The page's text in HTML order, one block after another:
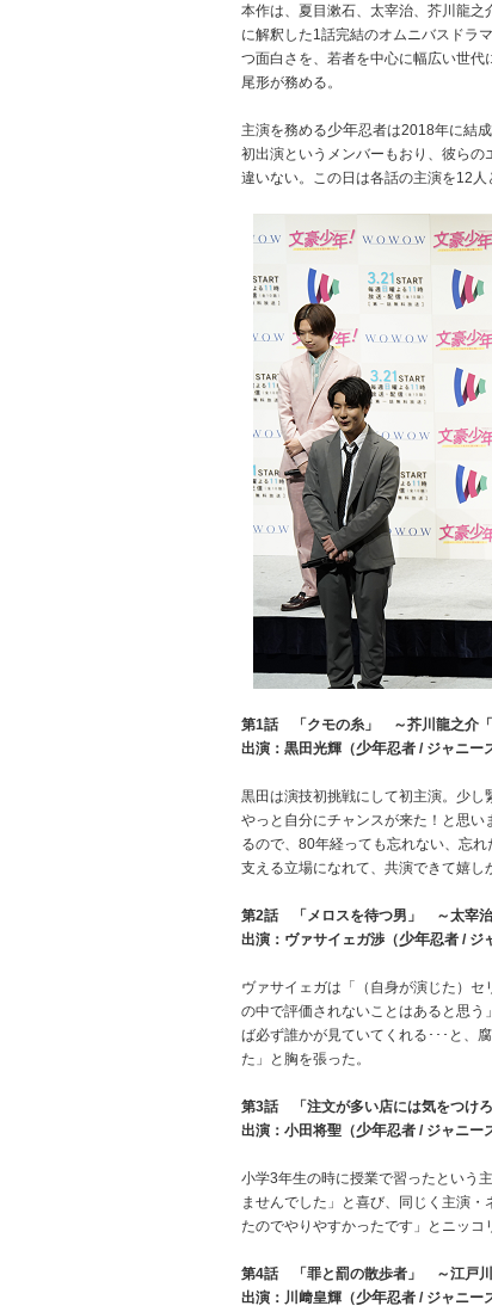
本作は、夏目漱石、太宰治、芥川龍
に解釈した1話完結のオムニバスドラ
つ面白さを、若者を中心に幅広い世
尾形が務める。
主演を務める少年忍者は2018年に結
初出演というメンバーもおり、彼ら
違いない。この日は各話の主演を12人
第1話 「クモの糸」 ～芥川龍之介「
出演：黒田光輝（少年忍者 / ジャニー
黒田は演技初挑戦にして初主演。少し
やっと自分にチャンスが来た！と思
るので、80年経っても忘れない、忘
支える立場になれて、共演できて嬉し
第2話 「メロスを待つ男」 ～太宰治
出演：ヴァサイェガ渉（少年忍者 / ジ
ヴァサイェガは「（自身が演じた）
の中で評価されないことはあると思
ば必ず誰かが見ていてくれる･･･と、
た」と胸を張った。
第3話 「注文が多い店には気をつけ
出演：小田将聖（少年忍者 / ジャニー
小学3年生の時に授業で習ったという
ませんでした」と喜び、同じく主演
たのでやりやすかったです」とニッコ
第4話 「罪と罰の散歩者」 ～江戸川
出演：川﨑皇輝（少年忍者 / ジャニー